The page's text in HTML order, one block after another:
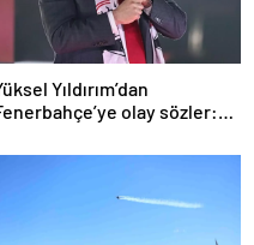
Yıldırım’dan
olay sözler: